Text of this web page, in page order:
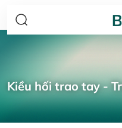
Kiều hối trao tay -